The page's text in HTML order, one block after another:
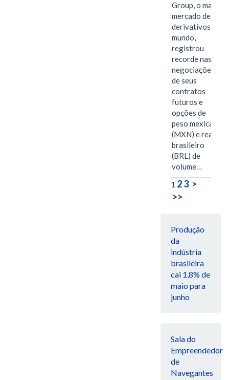
Group, o maior
mercado de
derivativos do
mundo,
registrou
recorde nas
negociações
de seus
contratos
futuros e
opções de
peso mexicano
(MXN) e real
brasileiro
(BRL) de
volume…
1 23 >
>>
Produção
da
indústria
brasileira
cai 1,8% de
maio para
junho
Sala do
Empreendedor
de
Navegantes